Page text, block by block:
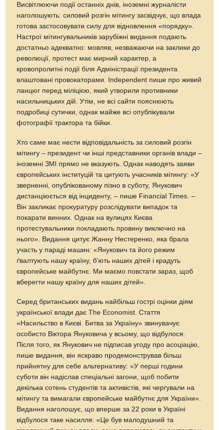
Висвітлюючи події останніх днів, іноземні журналісти
наголошують: силовий розгін мітингу засвідчує, що влада
готова застосовувати силу для відновлення «порядку».
Настрої мітингувальників зарубіжні видання подають
достатньо адекватно: мовляв, незважаючи на заклики до
революції, протест має мирний характер, а
кровопролитні події біля Адміністрації президента
влаштовані провокаторами. Independent пише про живий
ланцюг перед міліцією, який утворили противники
насильницьких дій. Утім, не всі сайти пояснюють
подробиці сутички, однак майже всі опублікували
фотографії трактора та бійки.
Хто саме має нести відповідальність за силовий розгін
мітингу – президент чи інші представники органів влади –
іноземні ЗМІ прямо не вказують. Однак наводять заяви
європейських інституцій та цитують учасників мітингу: «У
зверненні, опублікованому пізно в суботу, Янукович
дистанціюється від інциденту, – пише Financial Times. –
Він закликає прокуратуру розслідувати випадок та
покарати винних. Однак на вулицях Києва
протестувальники покладають провину виключно на
нього». Видання цитує Жанну Нестеренко, яка брала
участь у параді машин: «Янукович та його режим
ґвалтують нашу країну, б’ють наших дітей і крадуть
європейське майбутнє. Ми маємо повстати зараз, щоб
вберегти нашу країну для наших дітей».
Серед британських видань найбільш гострі оцінки діям
української влади дає The Economist. Стаття
«Насильство в Києві. Битва за Україну» звинувачує
особисто Віктора Януковича у всьому, що відбулося.
Після того, як Янукович не підписав угоду про асоціацію,
пише видання, він яскраво продемонстрував більш
прийнятну для себе альтернативу: «У перші години
суботи він надіслав спеціальні загони, щоб побити
декілька сотень студентів та активістів, які чергували на
мітингу та вимагали європейське майбутнє для України».
Видання наголошує, що вперше за 22 роки в Україні
відбулося таке насилля: «Це був малодушний та